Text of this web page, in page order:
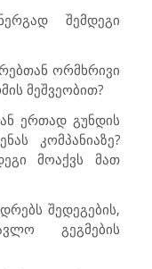
შემდეგი
ორმხრივი
მეშვეობით?
ერთად გუნდის
კომპანიაზე?
მოაქვს მათ
შედეგების,
გეგმების